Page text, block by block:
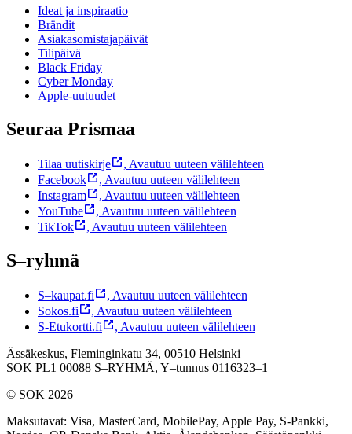
Ideat ja inspiraatio
Brändit
Asiakasomistajapäivät
Tilipäivä
Black Friday
Cyber Monday
Apple-uutuudet
Seuraa Prismaa
Tilaa uutiskirje , Avautuu uuteen välilehteen
Facebook
, Avautuu uuteen välilehteen
Instagram
, Avautuu uuteen välilehteen
YouTube
, Avautuu uuteen välilehteen
TikTok
, Avautuu uuteen välilehteen
S–ryhmä
S–kaupat.fi , Avautuu uuteen välilehteen
Sokos.fi
, Avautuu uuteen välilehteen
S-Etukortti.fi
, Avautuu uuteen välilehteen
Ässäkeskus, Fleminginkatu 34, 00510 Helsinki
SOK PL1 00088 S–RYHMÄ, Y–tunnus 0116323–1
© SOK 2026
Maksutavat: Visa, MasterCard, MobilePay, Apple Pay, S-Pankki,